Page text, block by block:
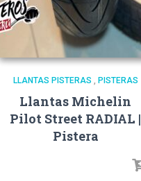
LLANTAS PISTERAS PISTERAS
Llantas Michelin
Pilot Street RADIAL |
Pistera